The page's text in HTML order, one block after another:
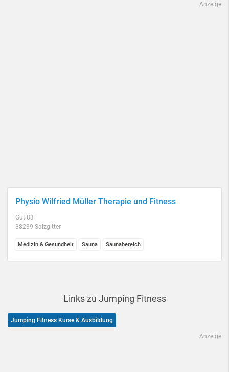
Anzeige
Physio Wilfried Müller Therapie und Fitness
Gut 83
38239 Salzgitter
Medizin & Gesundheit Sauna Saunabereich
Links zu Jumping Fitness
Jumping Fitness Kurse & Ausbildung
Anzeige